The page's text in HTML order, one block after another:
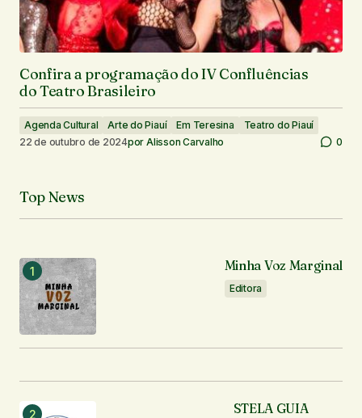
Confira a programação do IV Confluências
do Teatro Brasileiro
Agenda Cultural Arte do Piauí Em Teresina
Teatro do Piauí
22 de outubro de 2024por Alisson Carvalho 0
Top News
Minha Voz Marginal
Editora
STELA GUIA